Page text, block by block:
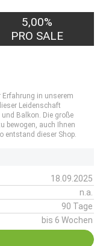
5,00%
PRO SALE
Erfahrung in unserem
Leidenschaft
Balkon. Die große
bewogen, auch Ihnen
entstand dieser Shop.
18.09.2025
n.a.
90 Tage
bis 6 Wochen